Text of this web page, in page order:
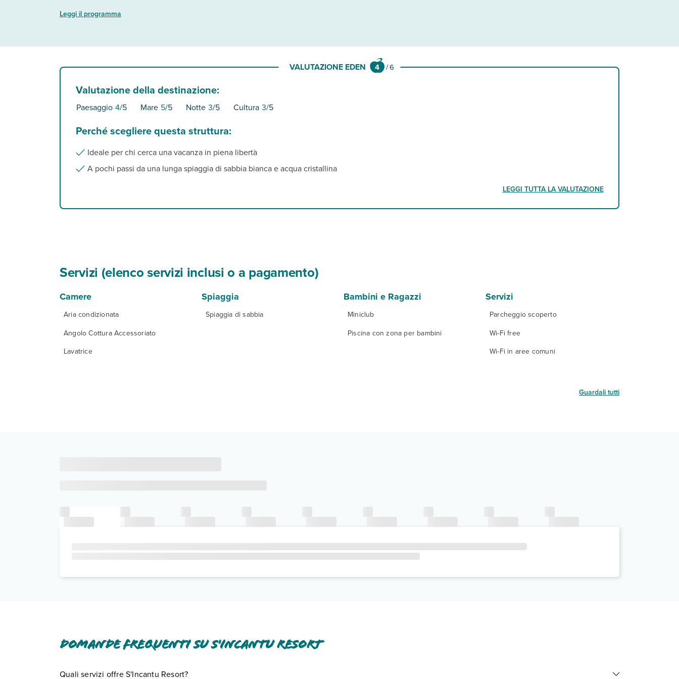
Leggi il programma
VALUTAZIONE EDEN 4 /6
Valutazione della destinazione:
Paesaggio 4/5 Mare 5/5 Notte 3/5 Cultura 3/5
Perché scegliere questa struttura:
Ideale per chi cerca una vacanza in piena libertà
A pochi passi da una lunga spiaggia di sabbia bianca e acqua cristallina
LEGGI TUTTA LA VALUTAZIONE
Servizi (elenco servizi inclusi o a pagamento)
Camere
Aria condizionata
Angolo Cottura Accessoriato
Lavatrice
Spiaggia
Spiaggia di sabbia
Bambini e Ragazzi
Miniclub
Piscina con zona per bambini
Servizi
Parcheggio scoperto
Wi-Fi free
Wi-Fi in aree comuni
Guardali tutti
Domande frequenti su S'Incantu Resort
Quali servizi offre S'Incantu Resort?